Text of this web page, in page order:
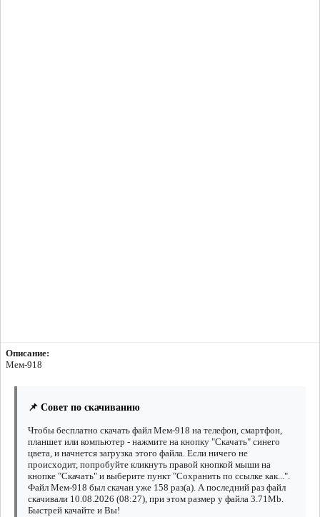
Описание:
Мем-918
📌 Совет по скачиванию
Чтобы бесплатно скачать файл Мем-918 на телефон, смартфон,
планшет или компьютер - нажмите на кнопку "Скачать" синего
цвета, и начнется загрузка этого файла. Если ничего не
происходит, попробуйте кликнуть правой кнопкой мыши на
кнопке "Скачать" и выберите пункт "Сохранить по ссылке как...".
Файл Мем-918 был скачан уже 158 раз(а). А последний раз файл
скачивали 10.08.2026 (08:27), при этом размер у файла 3.71Mb.
Быстрей качайте и Вы!